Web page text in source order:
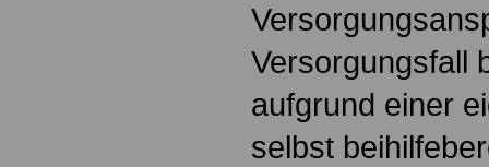
Versorgungsfall
aufgrund einer
selbst